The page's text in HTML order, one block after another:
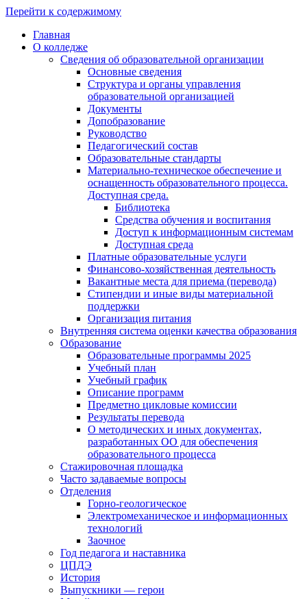
Перейти к содержимому
Главная
О колледже
Сведения об образовательной организации
Основные сведения
Структура и органы управления
образовательной организацией
Документы
Допобразование
Руководство
Педагогический состав
Образовательные стандарты
Материально-техническое обеспечение и
оснащенность образовательного процесса.
Доступная среда.
Библиотека
Средства обучения и воспитания
Доступ к информационным системам
Доступная среда
Платные образовательные услуги
Финансово-хозяйственная деятельность
Вакантные места для приема (перевода)
Стипендии и иные виды материальной
поддержки
Организация питания
Внутренняя система оценки качества образования
Образование
Образовательные программы 2025
Учебный план
Учебный график
Описание программ
Предметно цикловые комиссии
Результаты перевода
О методических и иных документах,
разработанных ОО для обеспечения
образовательного процесса
Стажировочная площадка
Часто задаваемые вопросы
Отделения
Горно-геологическое
Электромеханическое и информационных
технологий
Заочное
Год педагога и наставника
ЦПДЭ
История
Выпускники — герои